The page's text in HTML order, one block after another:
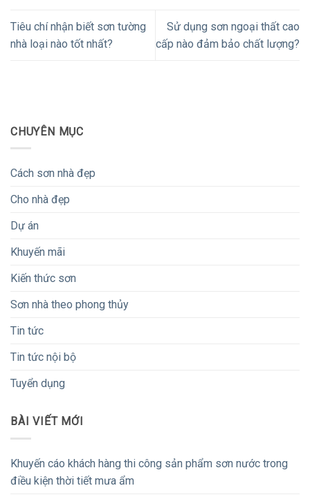
Tiêu chí nhận biết sơn tường
nhà loại nào tốt nhất?
Sử dụng sơn ngoại thất cao
cấp nào đảm bảo chất lượng?
CHUYÊN MỤC
Cách sơn nhà đẹp
Cho nhà đẹp
Dự án
Khuyến mãi
Kiến thức sơn
Sơn nhà theo phong thủy
Tin tức
Tin tức nội bộ
Tuyển dụng
BÀI VIẾT MỚI
Khuyến cáo khách hàng thi công sản phẩm sơn nước trong
điều kiện thời tiết mưa ẩm